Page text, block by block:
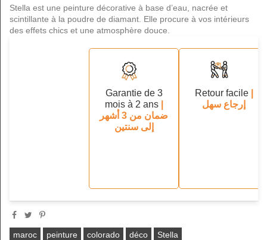
Stella est une peinture décorative à base d’eau, nacrée et
scintillante à la poudre de diamant. Elle procure à vos intérieurs
des effets chics et une atmosphère douce.
Garantie de 3
mois à 2 ans|
ضمان من 3 أشهر
إلى سنتين
Retour facile|
إرجاع سهل
maroc peinture colorado déco Stella